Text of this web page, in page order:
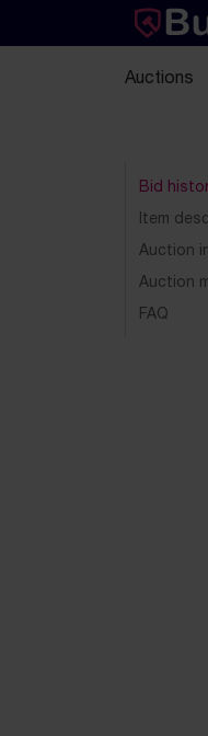
Text-based (markdown)
Auctions
Bid
Item
Auction
Auction
FAQ